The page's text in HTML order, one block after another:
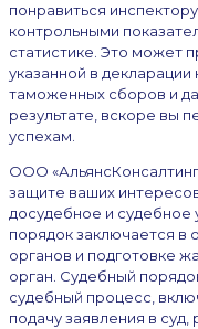
понравиться
контрольными
статистике. Это может
указанной в
таможенных сборов и
результате, вскоре вы
успехам.
ООО
защите ваших
досудебное и судебное
порядок заключается в
органов и подготовке
орган. Судебный
судебный процесс,
подачу заявления в